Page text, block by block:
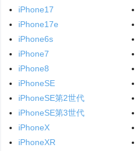
iPhone17
iPhone17e
iPhone6s
iPhone7
iPhone8
iPhoneSE
iPhoneSE第2世代
iPhoneSE第3世代
iPhoneX
iPhoneXR